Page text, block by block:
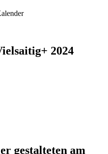
2024
gestalteten am